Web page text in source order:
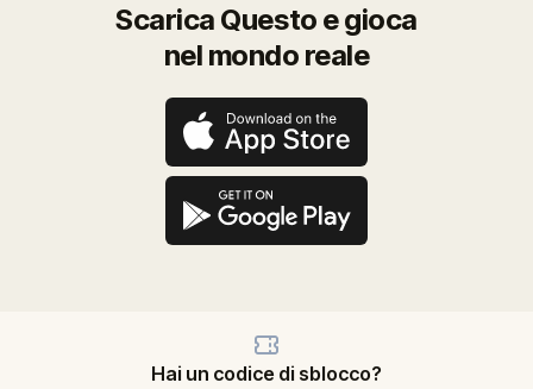
Scarica Questo e gioca
nel mondo reale
Hai un codice di sblocco?